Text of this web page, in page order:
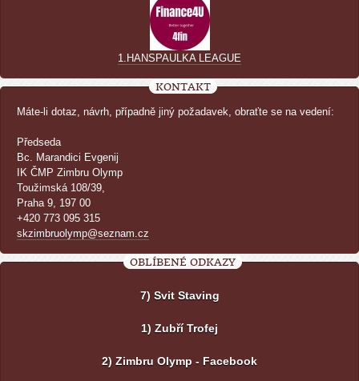
1.HANSPAULKA LEAGUE
KONTAKT
Máte-li dotaz, návrh, případně jiný požadavek, obraťte se na vedení:
Předseda
Bc. Marandici Evgenij
IK ČMP Zimbru Olymp
Toužimská 108/39,
Praha 9, 197 00
+420 773 095 315
skzimbruolymp@seznam.cz
OBLÍBENÉ ODKAZY
7) Svit Staving
1) Zubří Trofej
2) Zimbru Olymp - Facebook